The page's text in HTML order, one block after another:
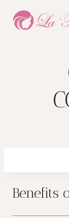
content
Benefits